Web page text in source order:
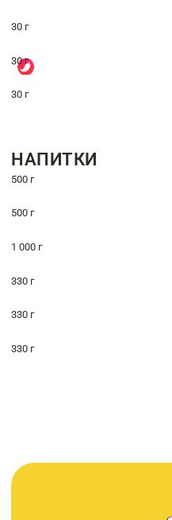
30 г
30 г
30 г
НАПИТКИ
500 г
500 г
1 000 г
330 г
330 г
330 г